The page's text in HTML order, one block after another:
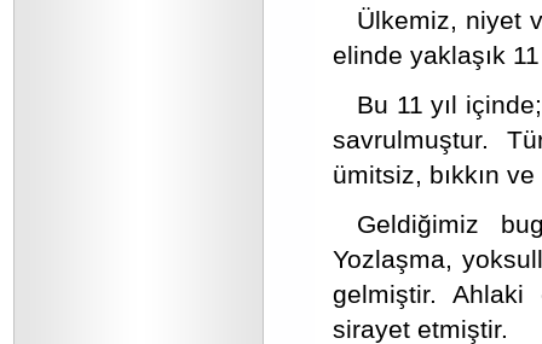
Ülkemiz, niyet
elinde yaklaşık
Bu 11 yıl
savrulmuştur.
ümitsiz, bıkkın
Geldiğimiz
Yozlaşma,
gelmiştir. Ahlaki
sirayet etmiştir.